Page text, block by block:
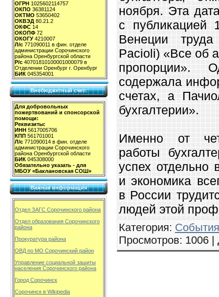
ОГРН 1025602114757
ОКПО 36381124
ОКТМО 53650402
ОКВЭД 80.21.2
ОКФС 14
ОКОПФ 72
ОКОГУ 4210007
Л/с 771090011 в фин. отделе
администрации Сорочинского
района Оренбургской области
Р/с 40701810100001000079 в
Отделении Оренбург г. Оренбург
БИК 045354001
Внебюджетный счет:
Для добровольных
пожертвований и спонсорской
помощи:
Реквизиты:
ИНН 5617005706
КПП 561701001
Л/с 771090014 в фин. отделе
администрации Сорочинского
района Оренбургской области
БИК 045308000
Обязательно указать - для
МБОУ «Баклановская СОШ»
Важная информация
Отдел ЗАГС Сорочинского района
Отдел образования Сорочинского
района
Прокуратура района
ОВД по МО Сорочинский район
Управление социальной защиты
населения Сорочинского района
Город Сорочинск
Сорочинск в Wikipedia
ноября. Эта
с публикацией
Венеции
Pacioli) «Все об
пропорции».
содержала
счетах, а
бухгалтерии».
Именно от
работы
успех отдельно
и экономика
в России
людей этой
Категория:
Просмотров: 1006 |